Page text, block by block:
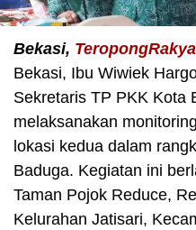
Bekasi,
Bekasi, Ibu Wiwiek
Sekretaris TP PKK Kota
melaksanakan
lokasi kedua dalam
Baduga. Kegiatan ini
Taman Pojok Reduce,
Kelurahan Jatisari,